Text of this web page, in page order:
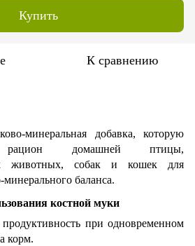
Купить
К сравнению
минеральная добавка, которую
домашней птицы,
животных, собак и кошек для
баланса.
костной муки
при одновременном
корм.